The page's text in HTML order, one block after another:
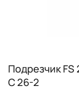
Подрезчик
C 26-2